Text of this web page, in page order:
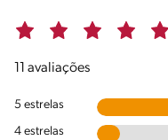
11 avaliações
5 estrelas
4 estrelas